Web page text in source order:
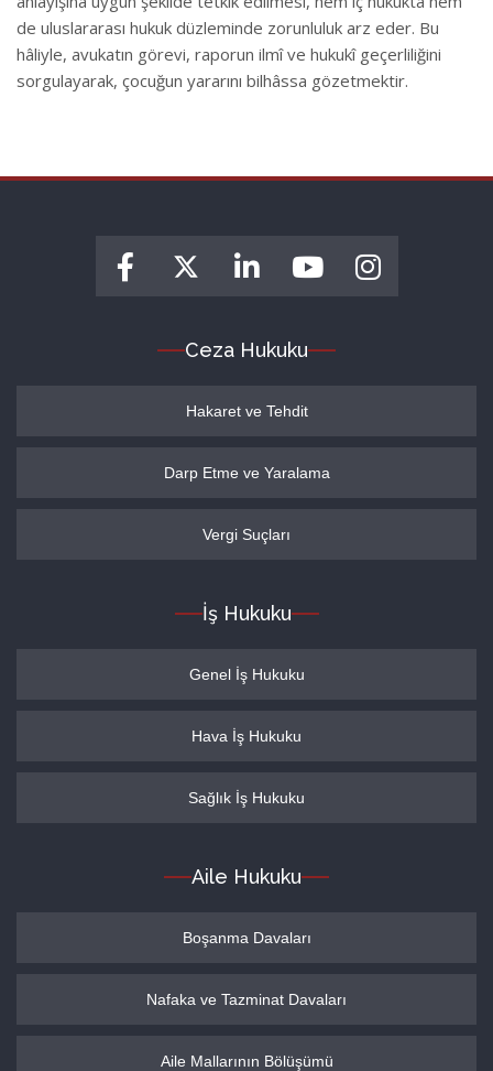
de uluslararası hukuk düzleminde zorunluluk arz eder. Bu
hâliyle, avukatın görevi, raporun ilmî ve hukukî geçerliliğini
sorgulayarak, çocuğun yararını bilhâssa gözetmektir.
Ceza Hukuku
Hakaret ve Tehdit
Darp Etme ve Yaralama
Vergi Suçları
İş Hukuku
Genel İş Hukuku
Hava İş Hukuku
Sağlık İş Hukuku
Aile Hukuku
Boşanma Davaları
Nafaka ve Tazminat Davaları
Aile Mallarının Bölüşümü